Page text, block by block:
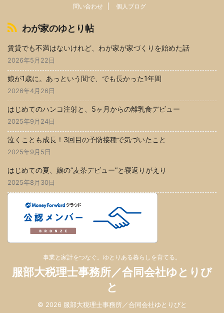
問い合わせ
個人ブログ
わが家のゆとり帖
賃貸でも不満はないけれど、わが家が家づくりを始めた話
2026年5月22日
娘が1歳に。あっという間で、でも長かった1年間
2026年4月26日
はじめてのハンコ注射と、5ヶ月からの離乳食デビュー
2025年9月24日
泣くことも成長！3回目の予防接種で気づいたこと
2025年9月5日
はじめての夏、娘の“麦茶デビュー”と寝返りがえり
2025年8月30日
事業と家計をつなぐ。ゆとりある暮らしを育てる。
服部大税理士事務所／合同会社ゆとりび
と
© 2026 服部大税理士事務所／合同会社ゆとりびと